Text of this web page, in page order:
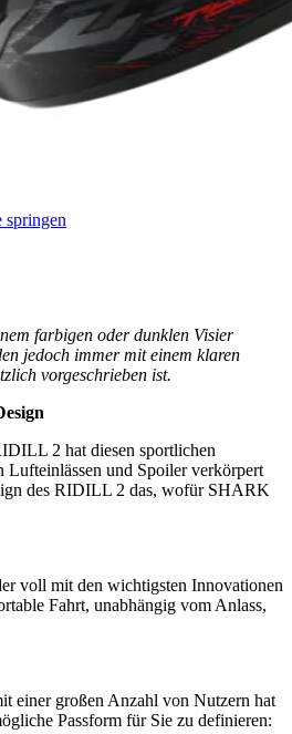
farbigen oder dunklen Visier
jedoch immer mit einem klaren
vorgeschrieben ist.
2 hat diesen sportlichen
Lufteinlässen und Spoiler verkörpert
des RIDILL 2 das, wofür SHARK
voll mit den wichtigsten Innovationen
Fahrt, unabhängig vom Anlass,
einer großen Anzahl von Nutzern hat
Passform für Sie zu definieren: